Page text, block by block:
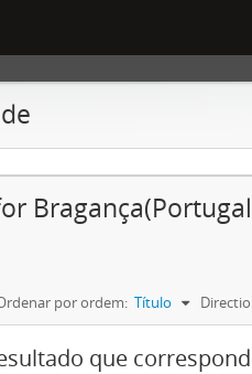
por ordem: Título
que